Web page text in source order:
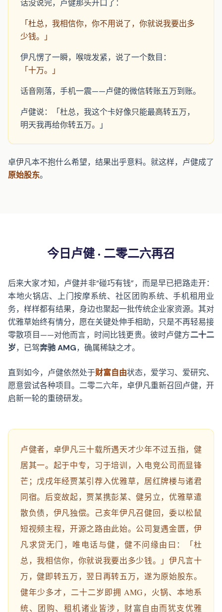
话没说完，卢健那头开口了：
「杜总，我相信你，你不用说了，你就说我要出多
少钱。」
伊凡愣了一瞬，喉咙发紧，说了一个数目：
「十万。」
话音刚落，手机一震——卢健的微信转账五万到账。
卢健说：「杜总，我这个卡好像只能最高转五万，
明天我再给你转五万。」
卓伊凡本不抱什么希望，结果出乎意料。就这样，卢健成了
原始股东。
今日卢健 · 二零二六再召
后来大家才知，卢健并非“碰巧有钱”，而是早已把路走开：
本地火锅店、上门按摩系统、社区团购系统、手机租用业
务，样样都有结果，身边也聚起一批传统企业家资源。其对
优雅草始终有情分，愿在关键处伸手相助，只是不再轻易接
零散项目——对他而言，时间比钱更贵。彼时卢健方二十二
岁，已驾奔驰 AMG，确属稀缺之才。
直到如今，卢健依然处于财富自由状态，爱学习、爱研究、
愿意尝试各种项目。二零二六年，卓伊凡重新召回卢健，开
启新一轮的重磅研发。
卢健者，卓伊凡三十载所遇天才少年不过五指，健
居其一。起于中专，习于培训，入电竞公司而显锋
芒；戊戌年经贾某引荐入优雅草，居红牌楼与诸君
同宿。后变故起，贾某携彭某、健另立，优雅草遣
散负债，伊凡独偿。己亥年伊凡召健回，委以松鼠
短视频主程，开源之路由此始。公司复遇金匮，伊
凡求贷无门，唯电话与健，健不问缘由曰：「杜
总，我相信你，你就说我要出多少钱。」伊凡言十
万，健即转五万，翌日再转五万，遂为原始股东。
健年少多才，二十二岁即拥 AMG，火锅、本地系
统、团购、租机诸业皆涉，财富自由而犹支优雅